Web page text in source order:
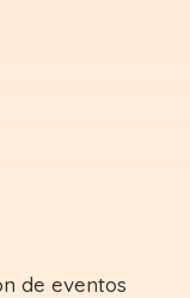
de eventos